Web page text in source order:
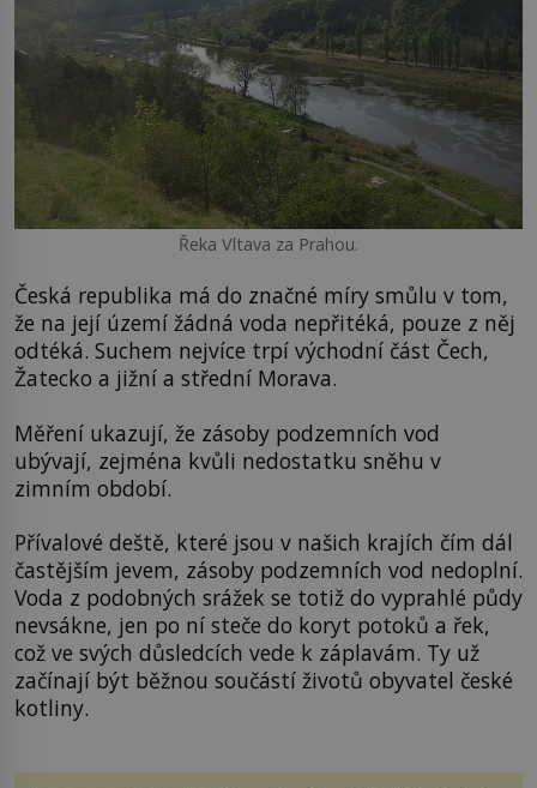
Řeka Vltava za Prahou.
Česká republika má do značné míry smůlu v tom,
že na její území žádná voda nepřitéká, pouze z něj
odtéká. Suchem nejvíce trpí východní část Čech,
Žatecko a jižní a střední Morava.
Měření ukazují, že zásoby podzemních vod
ubývají, zejména kvůli nedostatku sněhu v
zimním období.
Přívalové deště, které jsou v našich krajích čím dál
častějším jevem, zásoby podzemních vod nedoplní.
Voda z podobných srážek se totiž do vyprahlé půdy
nevsákne, jen po ní steče do koryt potoků a řek,
což ve svých důsledcích vede k záplavám. Ty už
začínají být běžnou součástí životů obyvatel české
kotliny.